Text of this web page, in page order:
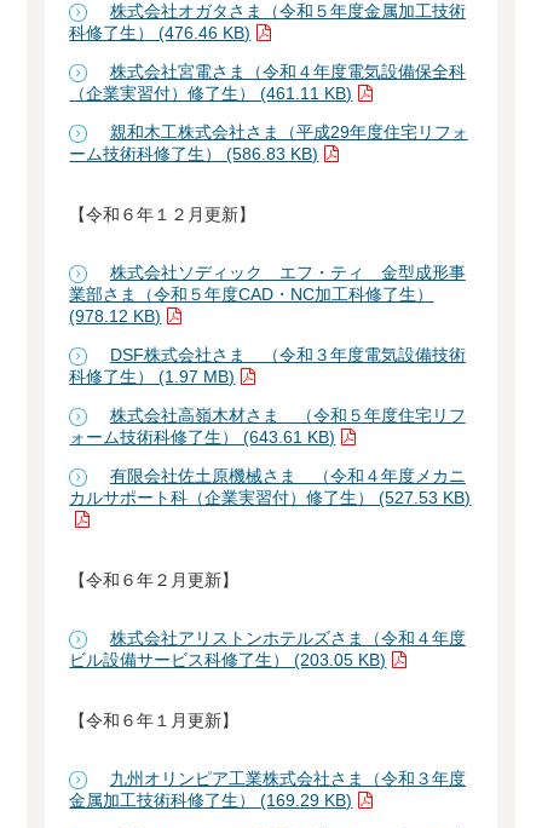
株式会社オガタさま（令和５年度金属加工技術
科修了生） (476.46 KB)
株式会社宮電さま（令和４年度電気設備保全科
（企業実習付）修了生） (461.11 KB)
親和木工株式会社さま（平成29年度住宅リフォ
ーム技術科修了生） (586.83 KB)
【令和６年１２月更新】
株式会社ソディック エフ・ティ 金型成形事
業部さま（令和５年度CAD・NC加工科修了生）
(978.12 KB)
DSF株式会社さま （令和３年度電気設備技術
科修了生） (1.97 MB)
株式会社高嶺木材さま （令和５年度住宅リフ
ォーム技術科修了生） (643.61 KB)
有限会社佐土原機械さま （令和４年度メカニ
カルサポート科（企業実習付）修了生） (527.53 KB)
【令和６年２月更新】
株式会社アリストンホテルズさま（令和４年度
ビル設備サービス科修了生） (203.05 KB)
【令和６年１月更新】
九州オリンピア工業株式会社さま（令和３年度
金属加工技術科修了生） (169.29 KB)